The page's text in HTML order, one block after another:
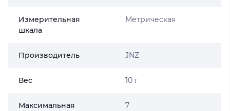
Измерительная
шкала
Метрическая
Производитель JNZ
Вес 10 г
Максимальная
7